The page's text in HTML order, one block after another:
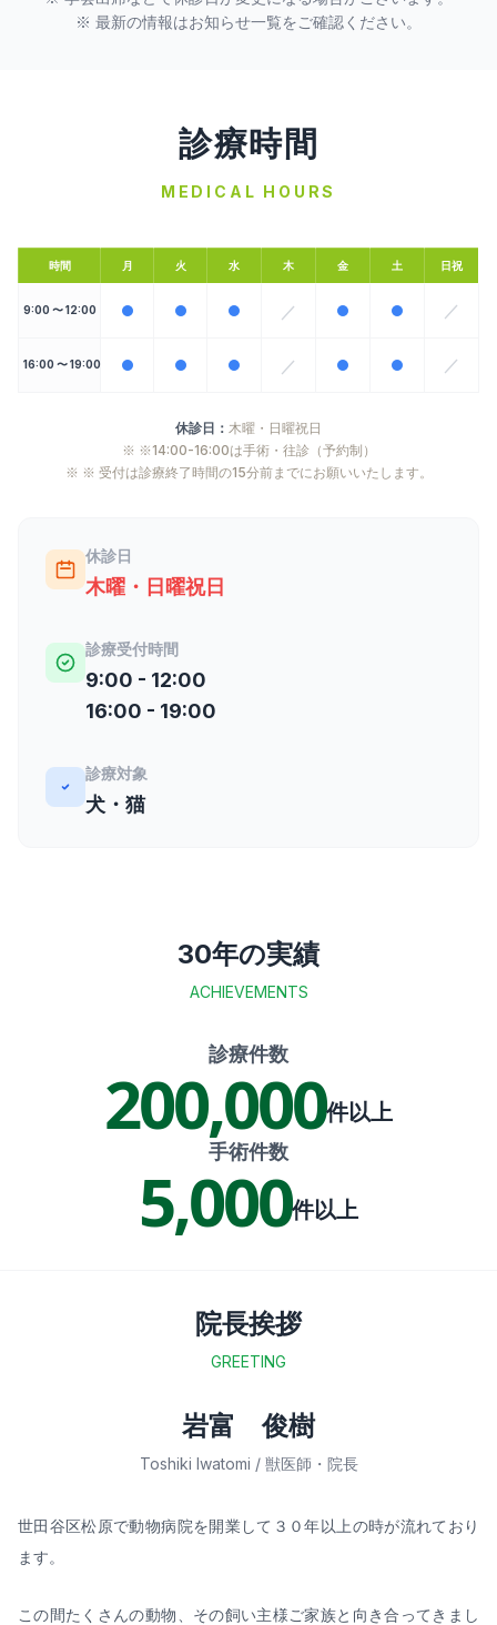
※ 最新の情報はお知らせ一覧をご確認ください。
診療時間
MEDICAL HOURS
時間 月 火 水 木 金 土 日祝
9:00 〜 12:00 ／ ／
16:00 〜 19:00 ／ ／
休診日： 木曜・日曜祝日
※ ※14:00-16:00は手術・往診（予約制）
※ ※ 受付は診療終了時間の15分前までにお願いいたします。
休診日
木曜・日曜祝日
診療受付時間
9:00 - 12:00
16:00 - 19:00
診療対象
犬・猫
30年の実績
ACHIEVEMENTS
診療件数
200,000件以上
手術件数
5,000件以上
院長挨拶
GREETING
岩富 俊樹
Toshiki Iwatomi / 獣医師・院長
世田谷区松原で動物病院を開業して３０年以上の時が流れており
ます。
この間たくさんの動物、その飼い主様ご家族と向き合ってきまし